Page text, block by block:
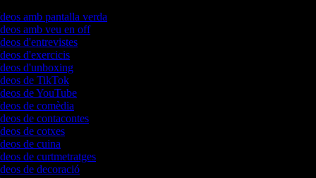
amb pantalla verda
amb veu en off
d'entrevistes
d'exercicis
d'unboxing
de TikTok
de YouTube
de comèdia
de contacontes
de cotxes
de cuina
de curtmetratges
de decoració